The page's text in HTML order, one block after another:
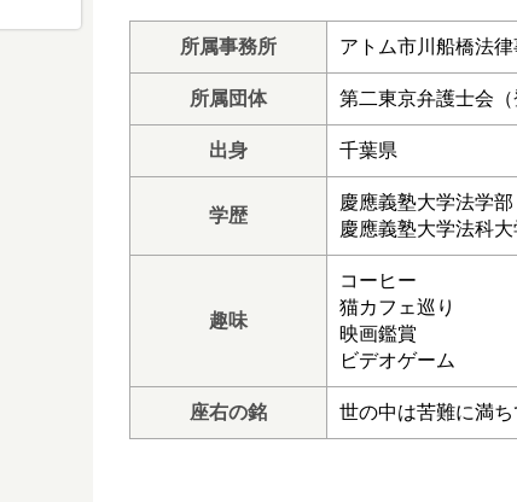
所属事務所 アトム市川船橋法
所属団体 第二東京弁護士会（
出身 千葉県
学歴
慶應義塾大学法学部
慶應義塾大学法科大
趣味
コーヒー
猫カフェ巡り
映画鑑賞
ビデオゲーム
座右の銘 世の中は苦難に満ち